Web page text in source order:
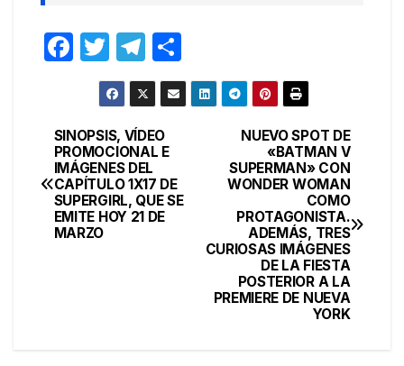
F
e
b
o
o
k
T
w
itt
er
T
el
e
gr
a
m
o
m
tir
Navegación
de
entradas
NUEVO SPOT DE
«BATMAN V
SUPERMAN» CON
WONDER WOMAN
COMO
PROTAGONISTA.
ADEMÁS, TRES
CURIOSAS IMÁGENES
DE LA FIESTA
POSTERIOR A LA
PREMIERE DE NUEVA
YORK
SINOPSIS, VÍDEO
PROMOCIONAL E
IMÁGENES DEL
CAPÍTULO 1X17 DE
SUPERGIRL, QUE SE
EMITE HOY 21 DE
MARZO